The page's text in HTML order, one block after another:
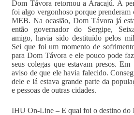
Dom Távora retornou a Aracajú. A
foi algo vergonhoso porque prenderam
MEB. Na ocasião, Dom Távora já
então governador do Sergipe,
amigo, havia sido destituído pelos
Sei que foi um momento de
para Dom Távora e ele pouco pode
seus colegas que estavam presos.
aviso de que ele havia falecido.
dele e lá estava grande parte da
e pessoas de outras cidades.
IHU On-Line – E qual foi o destino do